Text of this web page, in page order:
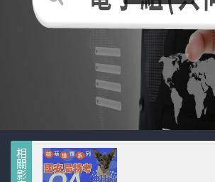
相關影音